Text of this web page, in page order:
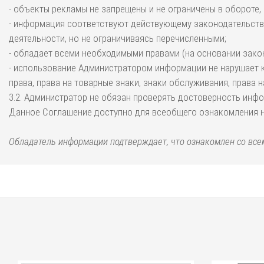
- объекты рекламы не запрещены и не ограничены в
- информация соответствуют действующему
деятельности, но не ограничиваясь перечисленными;
- обладает всеми необходимыми правами (на основании
- использование Администратором информации не нарушает
права, права на товарные знаки, знаки обслуживания,
3.2. Администратор не обязан проверять достоверность
Данное Соглашение доступно для всеобщего ознакомления
Обладатель информации подтверждает, что ознакомлен со